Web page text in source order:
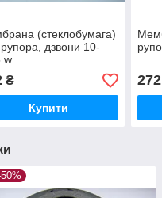
(стеклобумага)
дзвони 10-
w
₴
Купити
272